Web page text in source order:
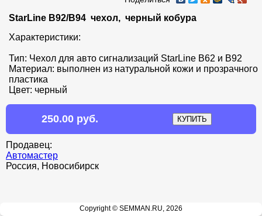
StarLine B92/В94  чехол,  черный кобура
Характеристики:
Тип: Чехол для авто сигнализаций StarLine B62 и B92
Материал: выполнен из натуральной кожи и прозрачного
пластика
Цвет: черный
250.00 руб.
Продавец:
Автомастер
Россия, Новосибирск
Copyright © SEMMAN.RU, 2026